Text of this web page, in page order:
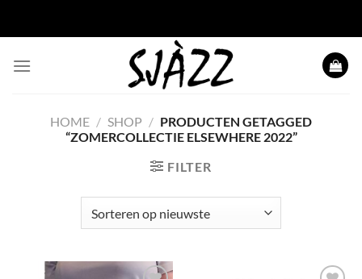
HOME / SHOP / PRODUCTEN GETAGGED
“ZOMERCOLLECTIE ELSEWHERE 2022”
FILTER